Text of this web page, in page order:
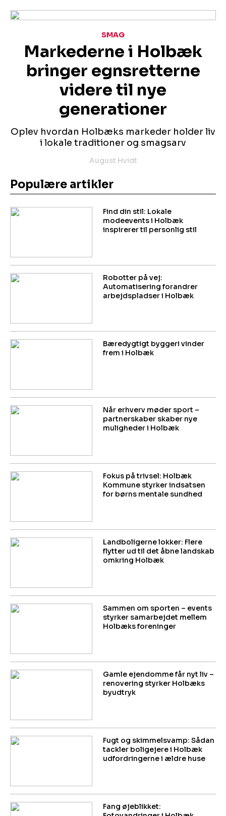
Markederne i Holbæk
bringer egnsretterne
videre til nye
generationer
Oplev hvordan Holbæks markeder holder liv
i lokale traditioner og smagsarv
SMAG
August Hvidt
Populære artikler
Find din stil: Lokale
modeevents i Holbæk
inspirerer til personlig stil
Robotter på vej:
Automatisering forandrer
arbejdspladser i Holbæk
Bæredygtigt byggeri vinder
frem i Holbæk
Når erhverv møder sport –
partnerskaber skaber nye
muligheder i Holbæk
Fokus på trivsel: Holbæk
Kommune styrker indsatsen
for børns mentale sundhed
Landboligerne lokker: Flere
flytter ud til det åbne landskab
omkring Holbæk
Sammen om sporten – events
styrker samarbejdet mellem
Holbæks foreninger
Gamle ejendomme får nyt liv –
renovering styrker Holbæks
byudtryk
Fugt og skimmelsvamp: Sådan
tackler boligejere i Holbæk
udfordringerne i ældre huse
Fang øjeblikket: